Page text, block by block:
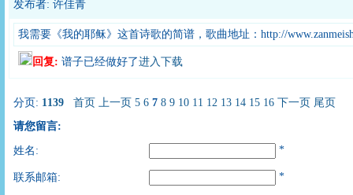
发布者: 许佳青
我需要《我的耶稣》这首诗歌的简谱，歌曲地址：http://
回复: 谱子已经做好了进入下载
分页: 1139 首页 上一页 5 6 7 8 9 10 11 12 13 14 15 16 下一页 尾页
请您留言:
姓名: *
联系邮箱: *